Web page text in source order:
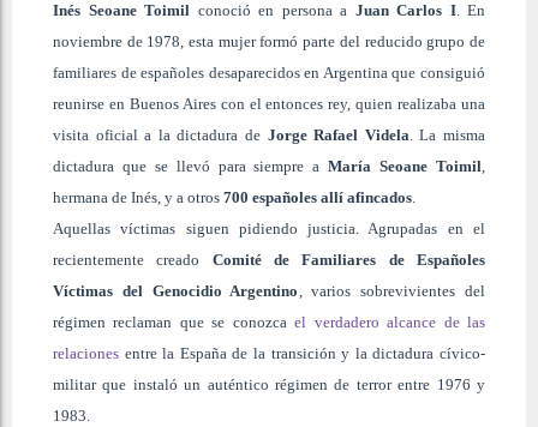
Inés Seoane Toimil conoció en persona a Juan Carlos I. En
noviembre de 1978, esta mujer formó parte del reducido grupo de
familiares de españoles desaparecidos en Argentina que consiguió
reunirse en Buenos Aires con el entonces rey, quien realizaba una
visita oficial a la dictadura de Jorge Rafael Videla. La misma
dictadura que se llevó para siempre aMaría Seoane Toimil,
hermana de Inés, y a otros 700 españoles allí afincados.
Aquellas víctimas siguen pidiendo justicia. Agrupadas en el
recientemente creado Comité de Familiares de Españoles
Víctimas del Genocidio Argentino, varios sobrevivientes del
régimen reclaman que se conozcael verdadero alcance de las
relaciones entre la España de la transición y la dictadura cívico-
militar que instaló un auténtico régimen de terror entre 1976 y
1983.